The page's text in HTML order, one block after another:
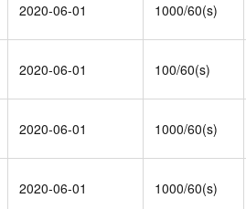
2020-06-01 1000/60(s)
2020-06-01 100/60(s)
2020-06-01 1000/60(s)
2020-06-01 1000/60(s)